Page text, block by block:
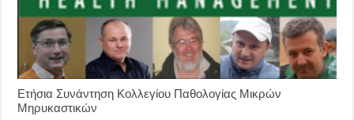
Ετήσια Συνάντηση Κολλεγίου Παθολογίας Μικρών
Μηρυκαστικών